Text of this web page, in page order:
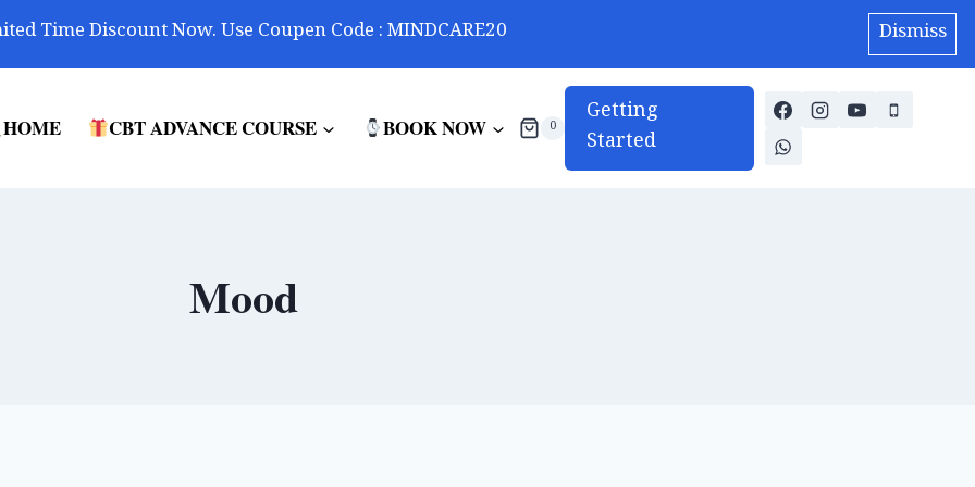
Time Discount Now. Use Coupen Code : MINDCARE20 Dismiss
HOME CBT ADVANCE COURSE BOOK NOW 0
Getting
Started
Mood